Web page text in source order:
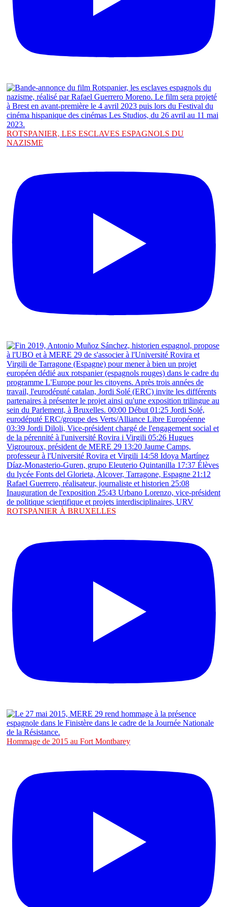
ROTSPANIER, LES ESCLAVES ESPAGNOLS DU
NAZISME
ROTSPANIER À BRUXELLES
Hommage de 2015 au Fort Montbarey